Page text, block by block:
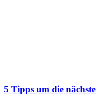
5 Tipps um die